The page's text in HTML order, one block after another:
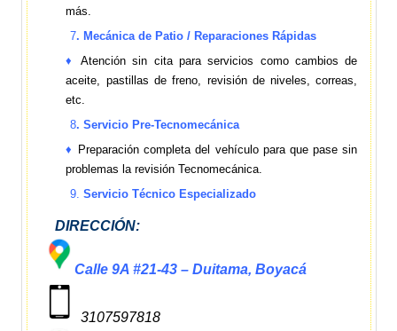
más.
7. Mecánica de Patio / Reparaciones Rápidas
♦
Atención sin cita para servicios como cambios de
aceite, pastillas de freno, revisión de niveles, correas,
etc.
8. Servicio Pre-Tecnomecánica
♦
Preparación completa del vehículo para que pase sin
problemas la revisión Tecnomecánica.
9.Servicio Técnico Especializado
DIRECCIÓN:
Calle 9A #21-43 – Duitama, Boyacá
3107597818